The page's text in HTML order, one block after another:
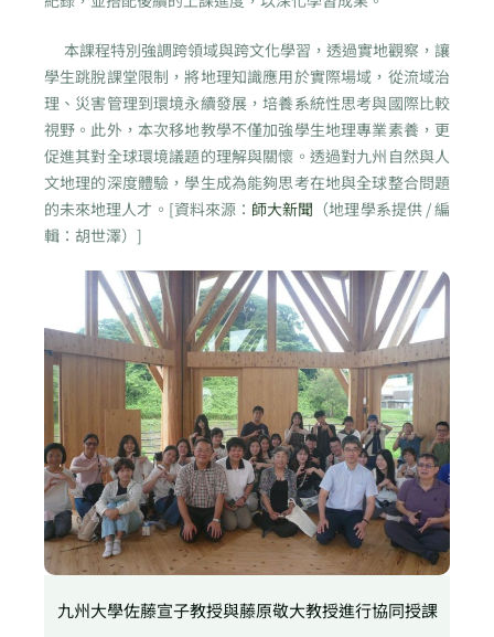
本課程特別強調跨領域與跨文化學習，透過實地觀察，讓
學生跳脫課堂限制，將地理知識應用於實際場域，從流域治
理、災害管理到環境永續發展，培養系統性思考與國際比較
視野。此外，本次移地教學不僅加強學生地理專業素養，更
促進其對全球環境議題的理解與關懷。透過對九州自然與人
文地理的深度體驗，學生成為能夠思考在地與全球整合問題
的未來地理人才。[資料來源： 師大新聞 （地理學系提供 / 編
輯：胡世澤）]
九州大學佐藤宣子教授與藤原敬大教授進行協同授課